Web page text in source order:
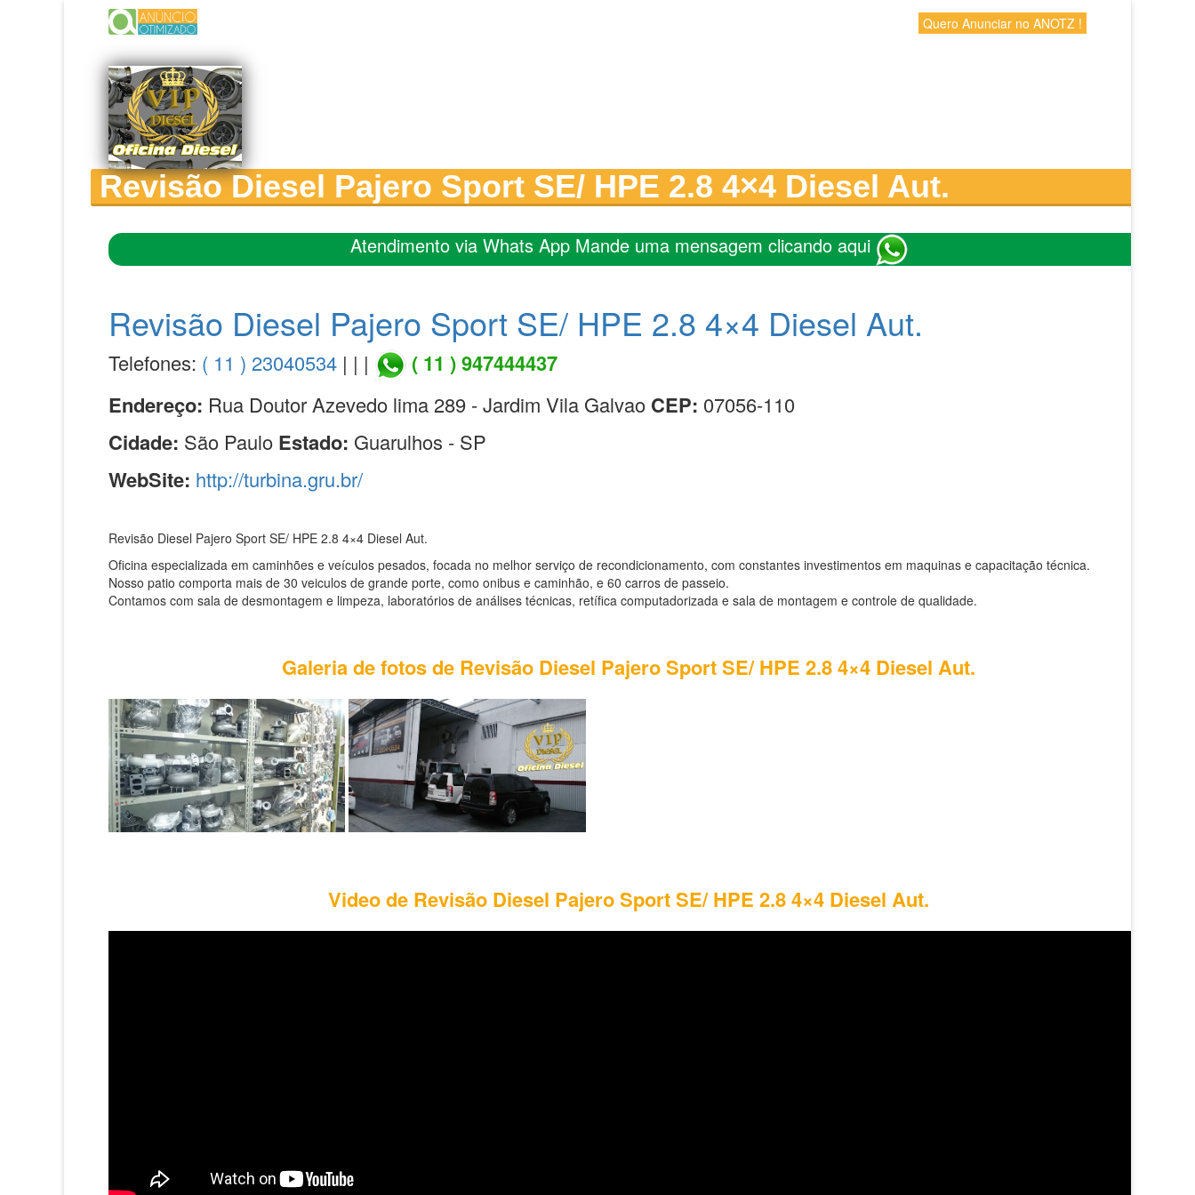
Quero Anunciar no ANOTZ !
Revisão Diesel Pajero Sport SE/ HPE 2.8 4×4 Diesel Aut.
Atendimento via Whats App Mande uma mensagem clicando aqui
Revisão Diesel Pajero Sport SE/ HPE 2.8 4×4 Diesel Aut.
Telefones: ( 11 ) 23040534 | | |
( 11 ) 947444437
Endereço: Rua Doutor Azevedo lima 289 - Jardim Vila Galvao CEP: 07056-110
Cidade: São Paulo Estado: Guarulhos - SP
WebSite: http://turbina.gru.br/
Revisão Diesel Pajero Sport SE/ HPE 2.8 4×4 Diesel Aut.
Oficina especializada em caminhões e veículos pesados, focada no melhor serviço de recondicionamento, com constantes investimentos em maquinas e capacitação técnica.
Nosso patio comporta mais de 30 veiculos de grande porte, como onibus e caminhão, e 60 carros de passeio.
Contamos com sala de desmontagem e limpeza, laboratórios de análises técnicas, retífica computadorizada e sala de montagem e controle de qualidade.
Galeria de fotos de Revisão Diesel Pajero Sport SE/ HPE 2.8 4×4 Diesel Aut.
Video de Revisão Diesel Pajero Sport SE/ HPE 2.8 4×4 Diesel Aut.